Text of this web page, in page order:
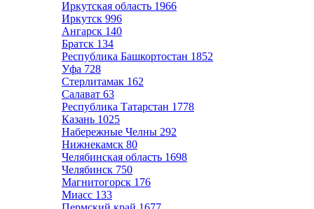
Иркутская область 1966
Иркутск 996
Ангарск 140
Братск 134
Республика Башкортостан 1852
Уфа 728
Стерлитамак 162
Салават 63
Республика Татарстан 1778
Казань 1025
Набережные Челны 292
Нижнекамск 80
Челябинская область 1698
Челябинск 750
Магнитогорск 176
Миасс 133